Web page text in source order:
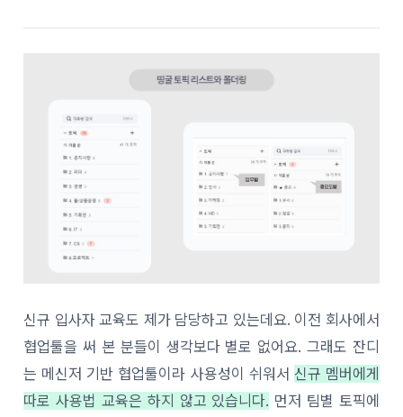
신규 입사자 교육도 제가 담당하고 있는데요. 이전 회사에서
협업툴을 써 본 분들이 생각보다 별로 없어요. 그래도 잔디
는 메신저 기반 협업툴이라 사용성이 쉬워서 신규 멤버에게
따로 사용법 교육은 하지 않고 있습니다. 먼저 팀별 토픽에